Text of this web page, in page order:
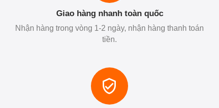
Giao hàng nhanh toàn quốc
Nhận hàng trong vòng 1-2 ngày, nhận hàng thanh toán
tiền.